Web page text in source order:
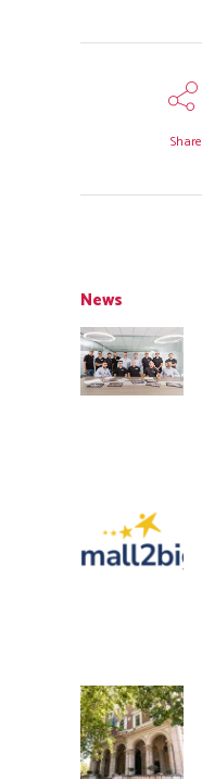
Share
News